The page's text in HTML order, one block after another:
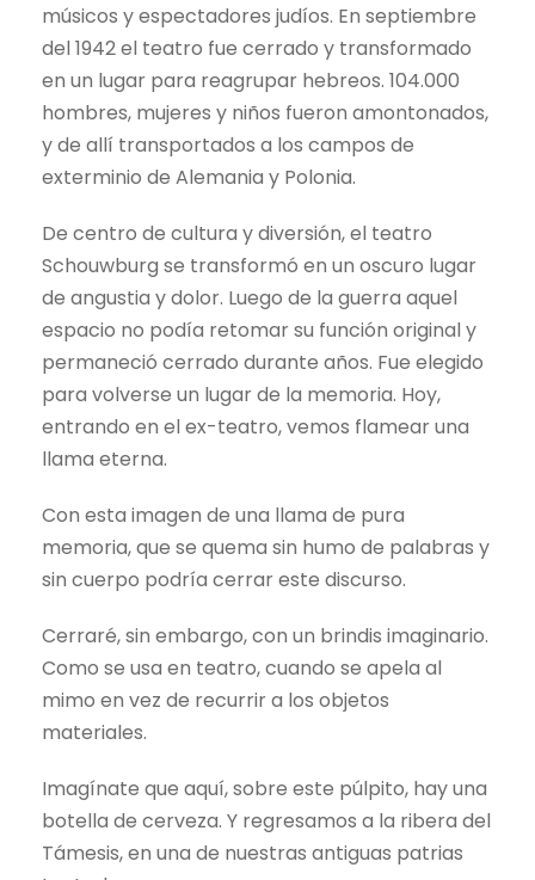
músicos y espectadores judíos. En septiembre
del 1942 el teatro fue cerrado y transformado
en un lugar para reagrupar hebreos. 104.000
hombres, mujeres y niños fueron amontonados,
y de allí transportados a los campos de
exterminio de Alemania y Polonia.
De centro de cultura y diversión, el teatro
Schouwburg se transformó en un oscuro lugar
de angustia y dolor. Luego de la guerra aquel
espacio no podía retomar su función original y
permaneció cerrado durante años. Fue elegido
para volverse un lugar de la memoria. Hoy,
entrando en el ex-teatro, vemos flamear una
llama eterna.
Con esta imagen de una llama de pura
memoria, que se quema sin humo de palabras y
sin cuerpo podría cerrar este discurso.
Cerraré, sin embargo, con un brindis imaginario.
Como se usa en teatro, cuando se apela al
mimo en vez de recurrir a los objetos
materiales.
Imagínate que aquí, sobre este púlpito, hay una
botella de cerveza. Y regresamos a la ribera del
Támesis, en una de nuestras antiguas patrias